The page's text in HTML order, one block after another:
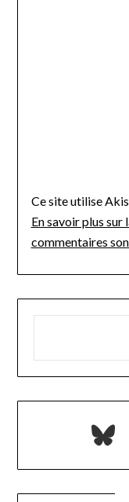
Ce site utilise
En savoir plus sur
commentaires